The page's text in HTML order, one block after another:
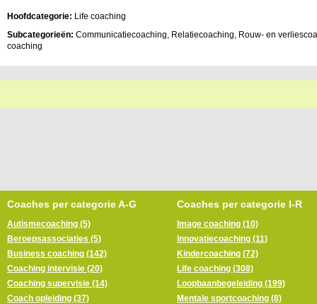
Hoofdcategorie: Life coaching
Subcategorieën: Communicatiecoaching, Relatiecoaching, Rouw- en
coaching
Coaches per categorie A-G
Autismecoaching (5)
Beroepsassociaties (5)
Business coaching (142)
Coaching intervisie (20)
Coaching supervisie (14)
Coach opleiding (37)
Coaches per categorie I-R
Image coaching (10)
Innovatiecoaching (11)
Kindercoaching (72)
Life coaching (308)
Loopbaanbegeleiding (199)
Mentale sportcoaching (8)